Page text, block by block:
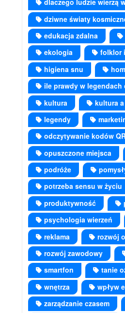
dlaczego ludzie wierzą
dziwne światy
edukacja zdalna
ekologia
folklor
higiena snu
ile prawdy w legendach
kultura
kultura
legendy
odczytywanie kodów
opuszczone miejsca
podróże
potrzeba sensu w życiu
produktywność
psychologia wierzeń
reklama
rozwój
rozwój zawodowy
smartfon
tanie
wnętrza
wpływ
zarządzanie czasem